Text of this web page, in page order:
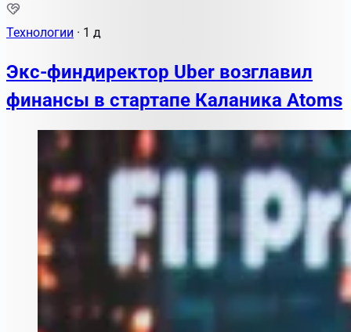
Технологии · 1 д
Экс-финдиректор Uber возглавил
финансы в стартапе Каланика Atoms